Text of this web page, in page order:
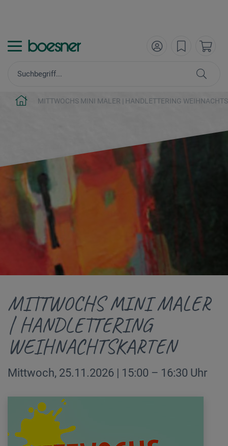
MITTWOCHS MINI MALER | HANDLETTERING
MITTWOCHS MINI MALER
| HANDLETTERING
WEIHNACHTSKARTEN
Mittwoch, 25.11.2026 | 15:00 – 16:30 Uhr